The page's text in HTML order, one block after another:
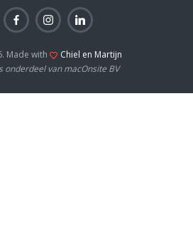
Made with
Chiel en Martijn
onderdeel van macOnsite BV